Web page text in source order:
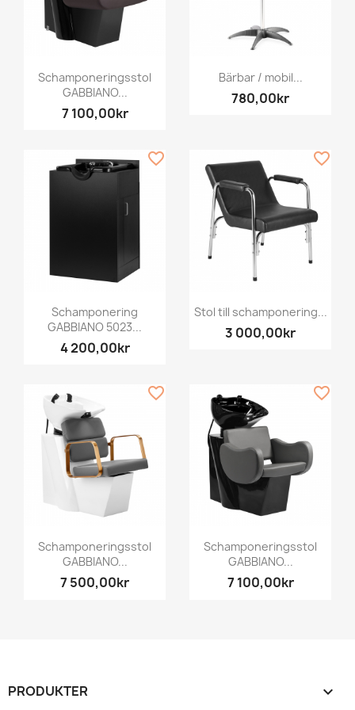
Schamponeringsstol
GABBIANO...
7 100,00kr
Bärbar / mobil...
780,00kr
Schamponering
GABBIANO 5023...
4 200,00kr
favorite_border
Stol till schamponering...
3 000,00kr
favorite_border
Schamponeringsstol
GABBIANO...
7 500,00kr
favorite_border
Schamponeringsstol
GABBIANO...
7 100,00kr
favorite_border
PRODUKTER 